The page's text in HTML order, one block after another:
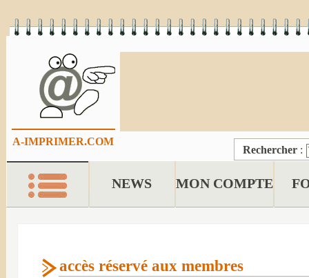
A-IMPRIMER.COM
Rechercher :
NEWS MON COMPTE
accès réservé aux membres